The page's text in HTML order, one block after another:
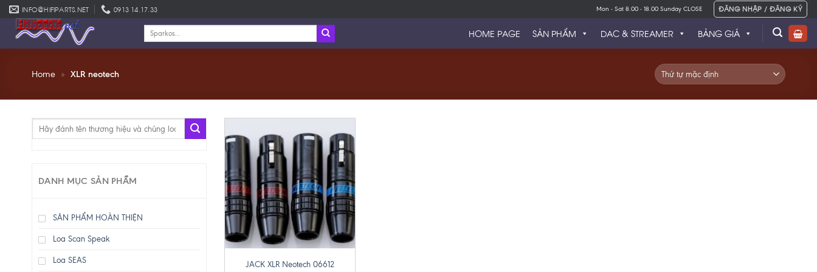
Skip
to
content
INFO@HIFIPARTS.NET 0913 14.17.33 Mon - Sat 8.00 - 18.00 Sunday CLOSE ĐĂNG NHẬP / ĐĂNG KÝ
Tìm
kiếm:
HOME PAGE SẢN PHẨM BẢNG GIÁ
DAC & STREAMER
Home » XLR neotech
Tìm
DANH MỤC SẢN PHẨM
SẢN PHẨM HOÀN THIỆN
Loa Scan Speak
Loa SEAS
JACK XLR Neotech 06612